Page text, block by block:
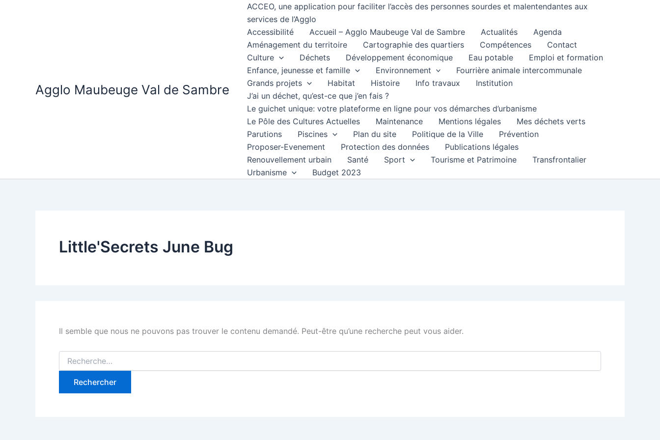
Agglo Maubeuge Val de Sambre
ACCEO, une application pour faciliter l’accès des personnes sourdes et malentendantes aux
services de l’Agglo
Accessibilité
Accueil – Agglo Maubeuge Val de Sambre Actualités
Agenda
Aménagement du territoire
Cartographie des quartiers Compétences
Contact
Culture
Déchets Développement économique Eau potable
Emploi et formation
Enfance, jeunesse et famille
Environnement
Fourrière animale intercommunale
Grands projets
Habitat Histoire Info travaux
Institution
J’ai un déchet, qu’est-ce que j’en fais ?
Le guichet unique: votre plateforme en ligne pour vos démarches d’urbanisme
Le Pôle des Cultures Actuelles
Maintenance Mentions légales
Mes déchets verts
Parutions
Piscines Plan du site Politique de la Ville
Prévention
Proposer-Evenement
Protection des données
Publications légales
Renouvellement urbain
Santé Sport Tourisme et Patrimoine
Transfrontalier
Urbanisme
Budget 2023
Little'Secrets June Bug
Il semble que nous ne pouvons pas trouver le contenu demandé. Peut-être qu’une recherche peut vous aider.
Rechercher :